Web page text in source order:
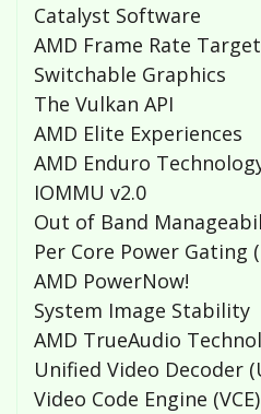
Catalyst Software
AMD Frame Rate
Switchable Graphics
The Vulkan API
AMD Elite Experiences
AMD Enduro
IOMMU v2.0
Out of Band
Per Core Power Gating
AMD PowerNow!
System Image Stability
AMD TrueAudio
Unified Video Decoder
Video Code Engine (VCE)